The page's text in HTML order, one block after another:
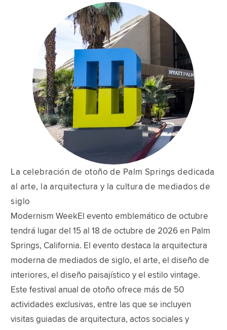
La celebración de otoño de Palm Springs dedicada
al arte, la arquitectura y la cultura de mediados de
siglo
Modernism WeekEl evento emblemático de octubre
tendrá lugar del 15 al 18 de octubre de 2026 en Palm
Springs, California. El evento destaca la arquitectura
moderna de mediados de siglo, el arte, el diseño de
interiores, el diseño paisajístico y el estilo vintage.
Este festival anual de otoño ofrece más de 50
actividades exclusivas, entre las que se incluyen
visitas guiadas de arquitectura, actos sociales y